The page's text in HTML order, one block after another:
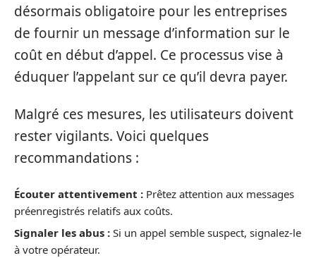
désormais obligatoire pour les entreprises
de fournir un message d’information sur le
coût en début d’appel. Ce processus vise à
éduquer l’appelant sur ce qu’il devra payer.
Malgré ces mesures, les utilisateurs doivent
rester vigilants. Voici quelques
recommandations :
Écouter attentivement : Prêtez attention aux messages
préenregistrés relatifs aux coûts.
Signaler les abus : Si un appel semble suspect, signalez-le
à votre opérateur.